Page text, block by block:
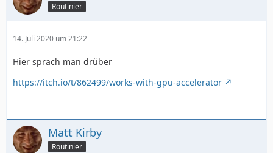
Routinier
14. Juli 2020 um 21:22
Hier sprach man drüber
https://itch.io/t/862499/works-with-gpu-accelerator
Matt Kirby
Routinier